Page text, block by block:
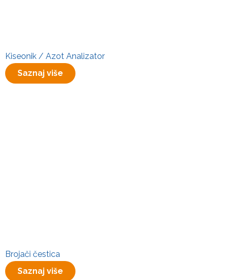
Kiseonik / Azot Analizator
Saznaj više
Brojači čestica
Saznaj više